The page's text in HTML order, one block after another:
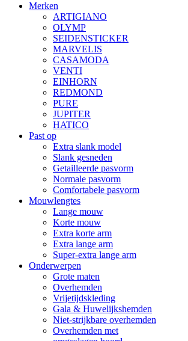
Merken
ARTIGIANO
OLYMP
SEIDENSTICKER
MARVELIS
CASAMODA
VENTI
EINHORN
REDMOND
PURE
JUPITER
HATICO
Past op
Extra slank model
Slank gesneden
Getailleerde pasvorm
Normale pasvorm
Comfortabele pasvorm
Mouwlengtes
Lange mouw
Korte mouw
Extra korte arm
Extra lange arm
Super-extra lange arm
Onderwerpen
Grote maten
Overhemden
Vrijetijdskleding
Gala & Huwelijkshemden
Niet-strijkbare overhemden
Overhemden met